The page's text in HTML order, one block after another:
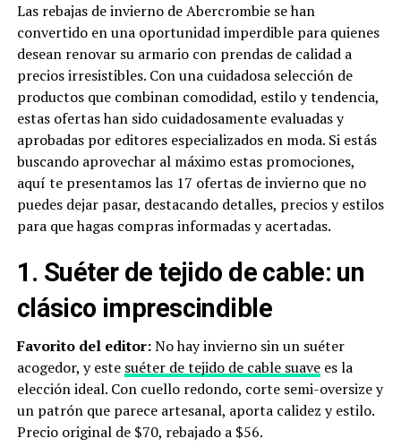
Las rebajas de invierno de Abercrombie se han
convertido en una oportunidad imperdible para quienes
desean renovar su armario con prendas de calidad a
precios irresistibles. Con una cuidadosa selección de
productos que combinan comodidad, estilo y tendencia,
estas ofertas han sido cuidadosamente evaluadas y
aprobadas por editores especializados en moda. Si estás
buscando aprovechar al máximo estas promociones,
aquí te presentamos las 17 ofertas de invierno que no
puedes dejar pasar, destacando detalles, precios y estilos
para que hagas compras informadas y acertadas.
1. Suéter de tejido de cable: un
clásico imprescindible
Favorito del editor:No hay invierno sin un suéter
acogedor, y este suéter de tejido de cable suavees la
elección ideal. Con cuello redondo, corte semi-oversize y
un patrón que parece artesanal, aporta calidez y estilo.
Precio original de $70, rebajado a $56.